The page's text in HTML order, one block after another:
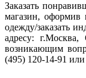
Заказать
магазин, оформив
одежду/заказать
адресу:
возникающим
(495) 120-14-91